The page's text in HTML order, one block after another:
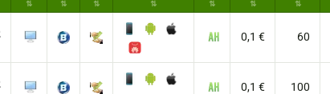
0,1 € 60
0,1 € 100